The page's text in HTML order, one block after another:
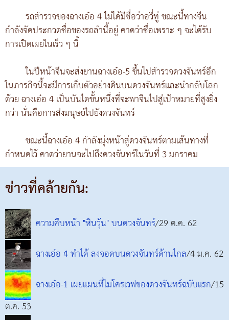
รถสำรวจของฉางเอ๋อ 4 ไม่ได้มีชื่อว่าอวี่ทู่ ขณะนี้ทางจีน
กำลังจัดประกวดชื่อของรถลำนี้อยู่ คาดว่าชื่อเพราะ ๆ จะได้รับ
การเปิดเผยในเร็ว ๆ นี้
ในปีหน้าจีนจะส่งยานฉางเอ๋อ-5 ขึ้นไปสำรวจดวงจันทร์อีก
ในภารกิจนี้จะมีการเก็บตัวอย่างดินบนดวงจันทร์และนำกลับโลก
ด้วย ฉางเอ๋อ 4 เป็นบันไดขั้นหนึ่งที่จะพาจีนไปสู่เป้าหมายที่สูงยิ่ง
กว่า นั่นคือการส่งมนุษย์ไปยังดวงจันทร์
ขณะนี้ฉางเอ๋อ 4 กำลังมุ่งหน้าสู่ดวงจันทร์ตามเส้นทางที่
กำหนดไว้ คาดว่ายานจะไปถึงดวงจันทร์ในวันที่ 3 มกราคม
ข่าวที่คล้ายกัน:
ความคืบหน้า "หินวุ้น" บนดวงจันทร์/29 ต.ค. 62
ฉางเอ๋อ 4 ทำได้ ลงจอดบนดวงจันทร์ด้านไกล/4 ม.ค. 62
ฉางเอ๋อ-1 เผยแผนที่ไมโครเวฟของดวงจันทร์ฉบับแรก/15
ต.ค. 53